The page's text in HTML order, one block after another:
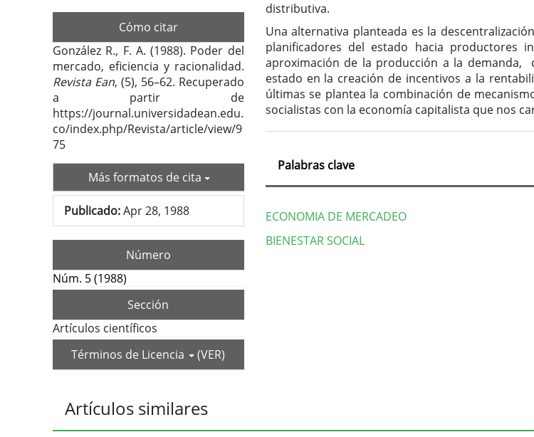
Cómo citar
González R., F. A. (1988). Poder del
mercado, eficiencia y racionalidad.
Revista Ean, (5), 56–62. Recuperado
a partir de
https://journal.universidadean.edu.
co/index.php/Revista/article/view/9
75
Más formatos de cita
Publicado:Apr 28, 1988
Número
Núm. 5 (1988)
Sección
Artículos científicos
Términos de Licencia
(VER)
distributiva.
Una alternativa planteada es la
planificadores del estado hacia productores
aproximación de la producción a la demanda,
estado en la creación de incentivos a la
últimas se plantea la combinación de
socialistas con la economía capitalista que nos
Palabras clave
ECONOMIA DE MERCADEO
BIENESTAR SOCIAL
Artículos similares